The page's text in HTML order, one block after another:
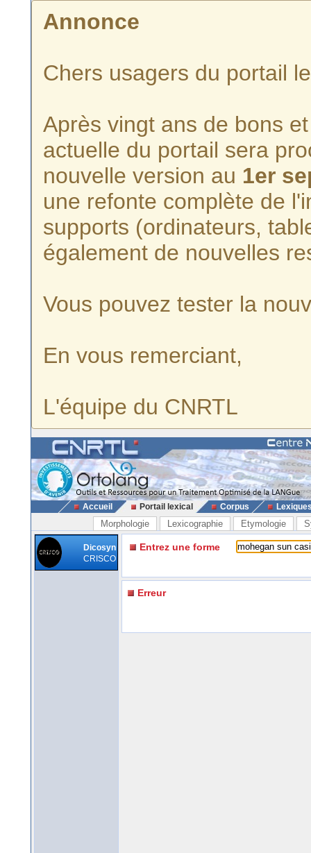
Annonce
Chers usagers du portail
Après vingt ans de bons
actuelle du portail sera
nouvelle version au 1er
une refonte complète de
supports (ordinateurs,
également de nouvelles
Vous pouvez tester la
En vous remerciant,
L'équipe du CNRTL
Accueil Portail lexical Corpus
Morphologie Lexicographie Etymologie
Dicosyn
CRISCO
Entrez une forme
Erreur